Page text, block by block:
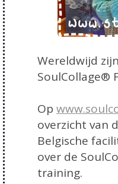
Wereldwijd
SoulCollage®
Op
overzicht van
Belgische
over de
training.